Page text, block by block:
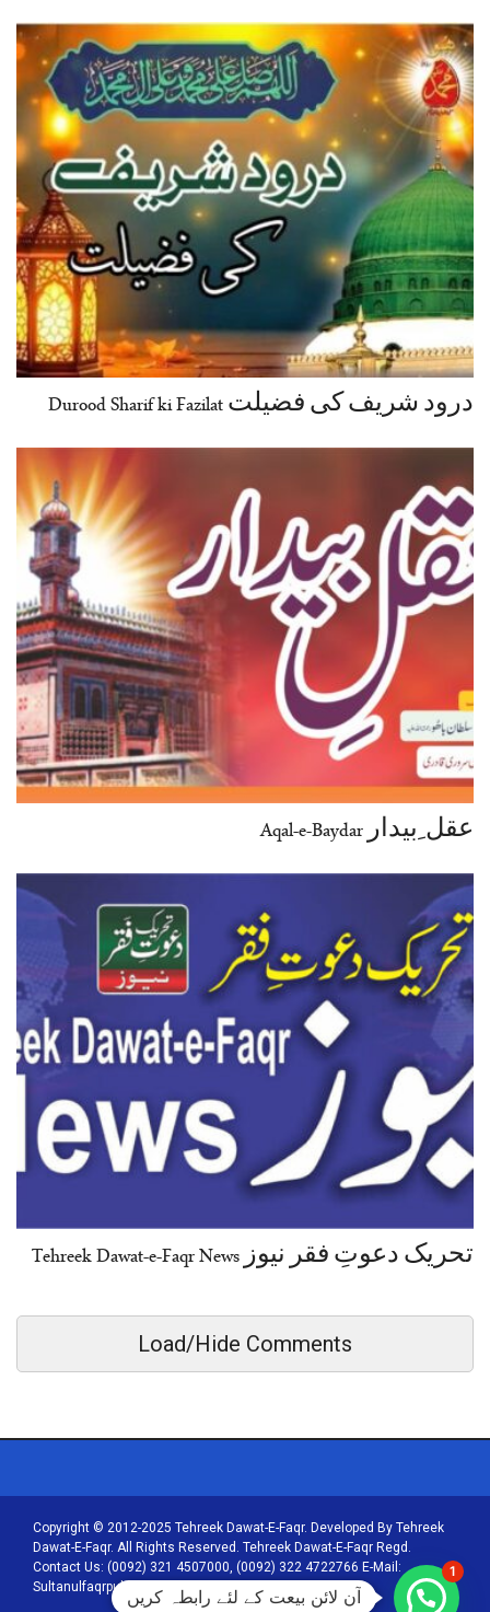
درود شریف کی فضیلت Durood Sharif ki Fazilat
عقل ِبیدار Aqal-e-Baydar
تحریک دعوتِ فقر نیوز Tehreek Dawat-e-Faqr News
Load/Hide Comments
Copyright © 2012-2025 Tehreek Dawat-E-Faqr. Developed By Tehreek
Dawat-E-Faqr. All Rights Reserved. Tehreek Dawat-E-Faqr Regd.
Contact Us: (0092) 321 4507000, (0092) 322 4722766 E-Mail:
Sultanulfaqrpublications@tehreekdawatefaqr.com
آن لائن بیعت کے لئے رابطہ کریں
1